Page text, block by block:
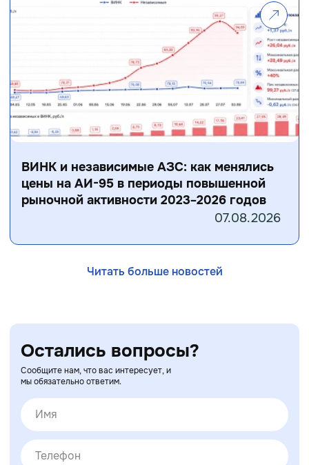
Читать больше новостей
ВИНК и независимые АЗС: как менялись
цены на АИ-95 в периоды повышенной
рыночной активности 2023–2026 годов
07.08.2026
Остались вопросы?
Сообщите нам, что вас интересует, и
мы обязательно ответим.